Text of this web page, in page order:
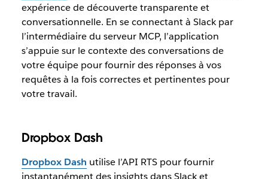
expérience de découverte transparente et
conversationnelle. En se connectant à Slack par
l’intermédiaire du serveur MCP, l’application
s’appuie sur le contexte des conversations de
votre équipe pour fournir des réponses à vos
requêtes à la fois correctes et pertinentes pour
votre travail.
Dropbox Dash
Dropbox Dash utilise l’API RTS pour fournir
instantanément des insights dans Slack et